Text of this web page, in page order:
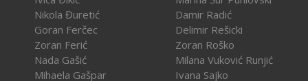
Nikola Đuretić
Goran Ferčec
Zoran Ferić
Nada Gašić
Mihaela Gašpar
Damir Radić
Delimir Rešicki
Zoran Roško
Milana Vuković Runjić
Ivana Sajko